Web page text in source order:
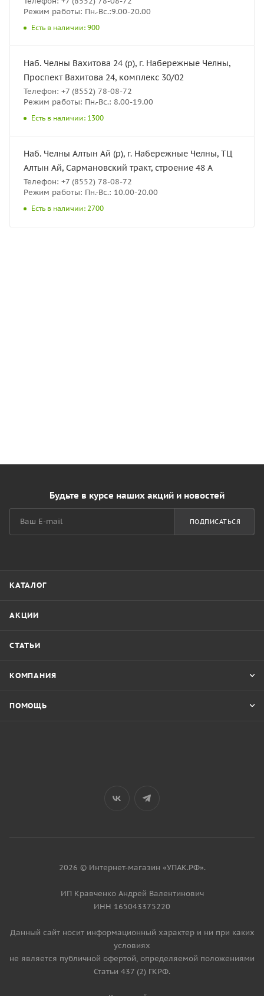
Режим работы: Пн.-Вс.:9.00-20.00
Есть в наличии: 900
Наб. Челны Вахитова 24 (р), г. Набережные Челны,
Проспект Вахитова 24, комплекс 30/02
Телефон: +7 (8552) 78-08-72
Режим работы: Пн.-Вс.: 8.00-19.00
Есть в наличии: 1300
Наб. Челны Алтын Ай (р), г. Набережные Челны, ТЦ
Алтын Ай, Сармановский тракт, строение 48 А
Телефон: +7 (8552) 78-08-72
Режим работы: Пн.-Вс.: 10.00-20.00
Есть в наличии: 2700
Будьте в курсе наших акций и новостей
ПОДПИСАТЬСЯ
КАТАЛОГ
АКЦИИ
СТАТЬИ
КОМПАНИЯ
ПОМОЩЬ
2026 © Интернет-магазин «УПАК.РФ».
ИП Кравченко Андрей Валентинович
ИНН 165043375220
Данный сайт носит информационный характер и ни при каких
условиях
не является публичной офертой, определяемой положениями
Статьи 437 (2) ГКРФ.